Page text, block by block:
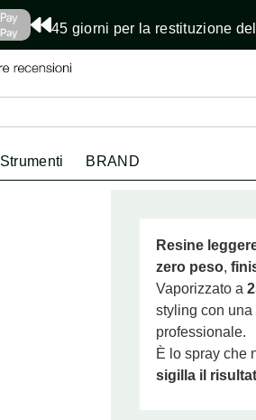
45 giorni per la restituzione
Strumenti BRAND
Resine
zero peso,
Vaporizzato a
styling con
professionale.
È lo spray che
sigilla il